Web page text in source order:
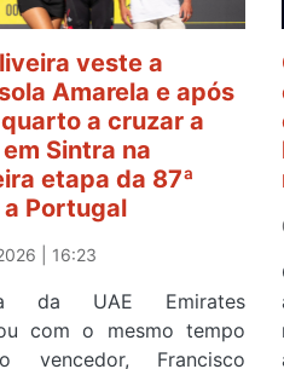
veste a
Amarela e após
a cruzar a
Sintra na
etapa da 87ª
Portugal
| 16:23
da UAE Emirates
com o mesmo tempo
vencedor, Francisco